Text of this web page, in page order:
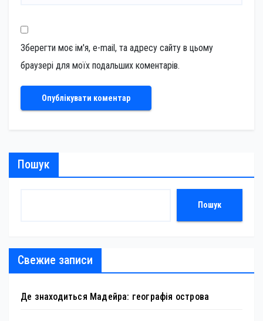
Зберегти моє ім'я, e-mail, та адресу сайту в цьому
браузері для моїх подальших коментарів.
Пошук
Пошук
Свежие записи
Де знаходиться Мадейра: географія острова